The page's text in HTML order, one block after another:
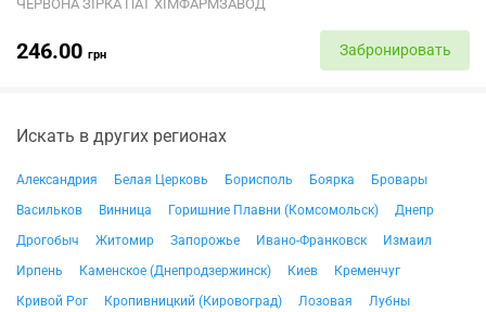
ЧЕРВОНА ЗІРКА ПАТ ХІМФАРМЗАВОД
246.00 грн Забронировать
Искать в других регионах
Александрия Белая Церковь Борисполь Боярка
Бровары
Васильков
Винница Горишние Плавни (Комсомольск)
Днепр
Дрогобыч
Житомир Запорожье Ивано-Франковск
Измаил
Ирпень
Каменское (Днепродзержинск) Киев
Кременчуг
Кривой Рог
Кропивницкий (Кировоград) Лозовая
Лубны